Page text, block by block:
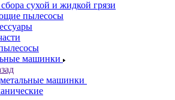
сухой и жидкой грязи
пылесосы
машинки
машинки